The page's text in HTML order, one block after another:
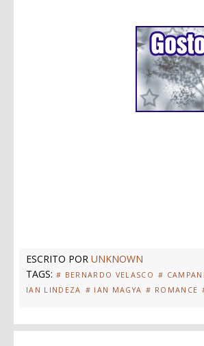
ESCRITO POR UNKNOWN
TAGS: # BERNARDO VELASCO #
IAN LINDEZA # IAN MAGYA # ROMANCE